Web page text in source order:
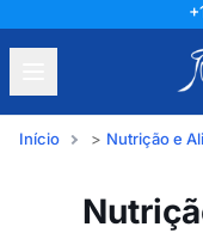
Início Nutrição e